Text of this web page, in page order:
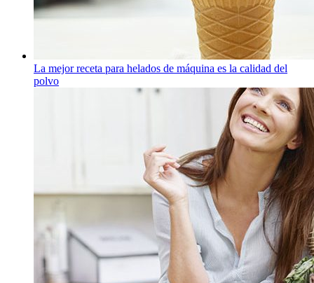
La mejor receta para helados de máquina es la calidad del
polvo